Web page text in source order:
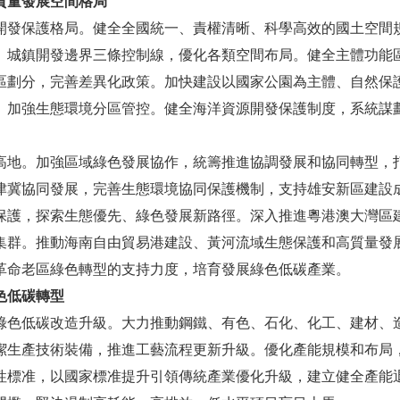
護格局。健全全國統一、責權清晰、科學高效的國土空間
城鎮開發邊界三條控制線，優化各類空間布局。健全主體功能
劃分，完善差異化政策。加快建設以國家公園為主體、自然保
加強生態環境分區管控。健全海洋資源開發保護制度，系統謀
加強區域綠色發展協作，統籌推進協調發展和協同轉型，
冀協同發展，完善生態環境協同保護機制，支持雄安新區建設
護，探索生態優先、綠色發展新路徑。深入推進粵港澳大灣區
群。推動海南自由貿易港建設、黃河流域生態保護和高質量發
老區綠色轉型的支持力度，培育發展綠色低碳產業。
低碳轉型
碳改造升級。大力推動鋼鐵、有色、石化、化工、建材、
生產技術裝備，推進工藝流程更新升級。優化產能規模和布局
標准，以國家標准提升引領傳統產業優化升級，建立健全產能